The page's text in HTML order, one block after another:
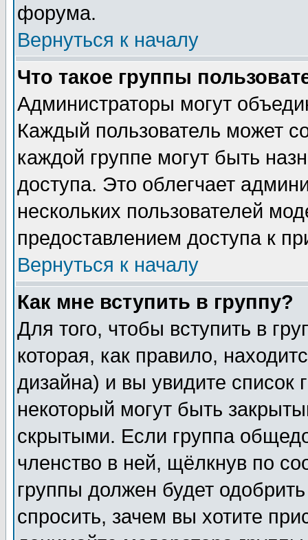
форума.
Вернуться к началу
Что такое группы
Администраторы могут
Каждый пользователь может
каждой группе могут быть
доступа. Это облегчает
нескольких пользователей
предоставлением доступа к
Вернуться к началу
Как мне вступить в группу?
Для того, чтобы вступить в
которая, как правило,
дизайна) и вы увидите список
некоторый могут быть
скрытыми. Если группа
членство в ней, щёлкнув по
группы должен будет
спросить, зачем вы хотите